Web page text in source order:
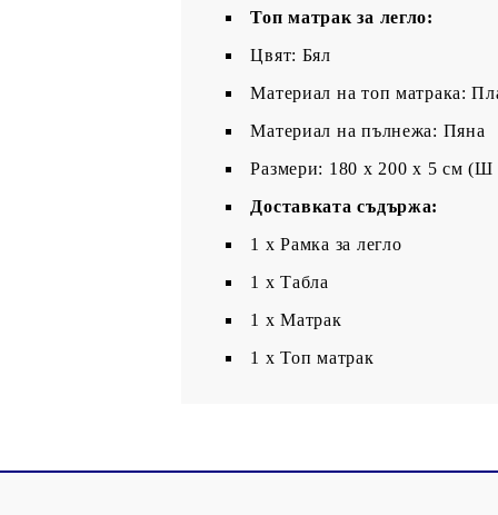
Топ матрак за легло:
Цвят: Бял
Материал на топ матрака:
Материал на пълнежа: Пяна
Размери: 180 x 200 x 5 см
Доставката съдържа:
1 x Рамка за легло
1 x Табла
1 x Матрак
1 х Топ матрак